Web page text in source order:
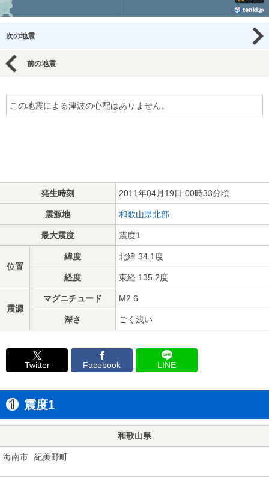
次の地震
前の地震
この地震による津波の心配はありません。
発生時刻 2011年04月19日 00時33分頃
震源地 和歌山県北部
最大震度 震度1
位置
緯度 北緯 34.1度
経度 東経 135.2度
震源
マグニチュード M2.6
深さ ごく浅い
Twitter Facebook LINE
震度1
和歌山県
海南市 紀美野町